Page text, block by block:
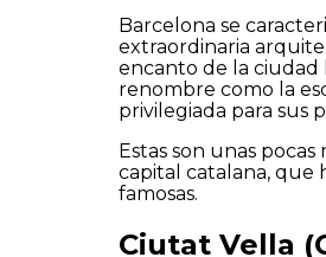
Enviar
Barcelona se
extraordinaria
encanto de la ciudad
renombre como la
privilegiada para sus
Estas son unas
capital catalana, que
famosas.
Ciutat Vella